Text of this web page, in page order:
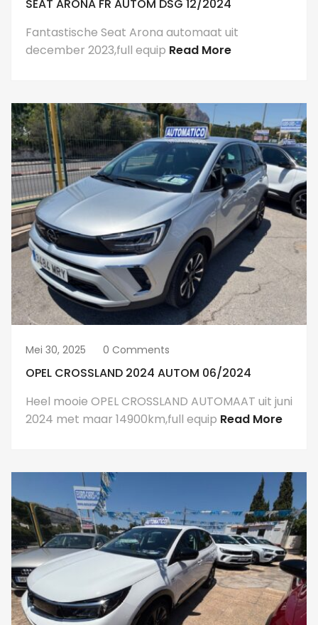
SEAT ARONA FR AUTOM DSG 12/2024
Fantastische Seat Arona automaat uit
december 2023,full equip Read More
Mei 30, 2025 0 Comments
OPEL CROSSLAND 2024 AUTOM 06/2024
Heel mooie OPEL CROSSLAND AUTOMAAT uit juni
2024 met maar 14900km,full equip Read More